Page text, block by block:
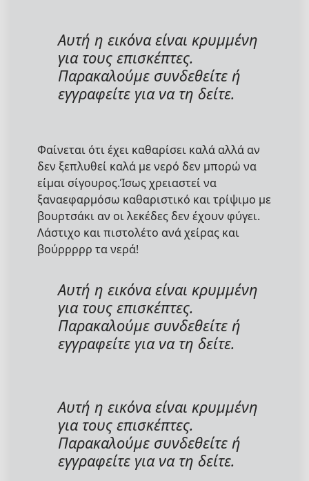
Αυτή η εικόνα είναι κρυμμένη
για τους επισκέπτες.
Παρακαλούμε συνδεθείτε ή
εγγραφείτε για να τη δείτε.
Φαίνεται ότι έχει καθαρίσει καλά αλλά αν
δεν ξεπλυθεί καλά με νερό δεν μπορώ να
είμαι σίγουρος.Ίσως χρειαστεί να
ξαναεφαρμόσω καθαριστικό και τρίψιμο με
βουρτσάκι αν οι λεκέδες δεν έχουν φύγει.
Λάστιχο και πιστολέτο ανά χείρας και
βούρρρρρ τα νερά!
Αυτή η εικόνα είναι κρυμμένη
για τους επισκέπτες.
Παρακαλούμε συνδεθείτε ή
εγγραφείτε για να τη δείτε.
Αυτή η εικόνα είναι κρυμμένη
για τους επισκέπτες.
Παρακαλούμε συνδεθείτε ή
εγγραφείτε για να τη δείτε.